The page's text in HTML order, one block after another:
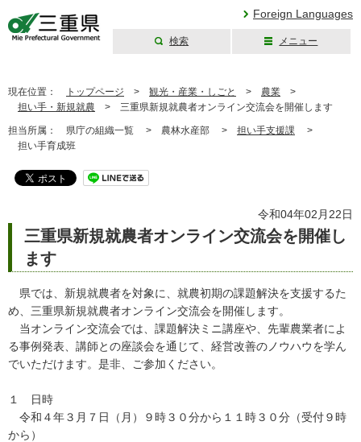
Foreign Languages
検索 メニュー
現在位置： トップページ > 観光・産業・しごと > 農業 >
担い手・新規就農 > 三重県新規就農者オンライン交流会を開催します
担当所属： 県庁の組織一覧 > 農林水産部 > 担い手支援課 >
担い手育成班
令和04年02月22日
三重県新規就農者オンライン交流会を開催し
ます
県では、新規就農者を対象に、就農初期の課題解決を支援するた
め、三重県新規就農者オンライン交流会を開催します。
当オンライン交流会では、課題解決ミニ講座や、先輩農業者によ
る事例発表、講師との座談会を通じて、経営改善のノウハウを学ん
でいただけます。是非、ご参加ください。
１ 日時
令和４年３月７日（月）９時３０分から１１時３０分（受付９時
から）